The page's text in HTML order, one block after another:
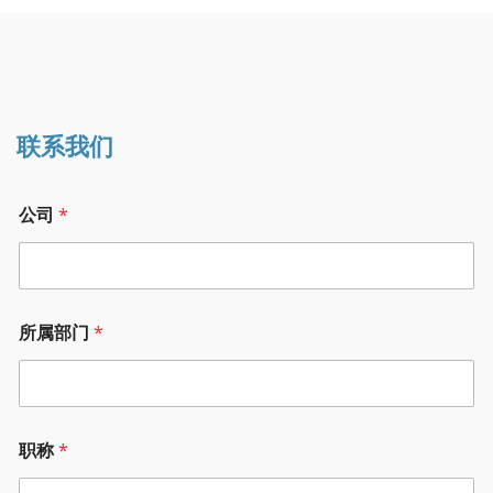
联系我们
邮
箱
证
码
公司 *
所属部门 *
职称*